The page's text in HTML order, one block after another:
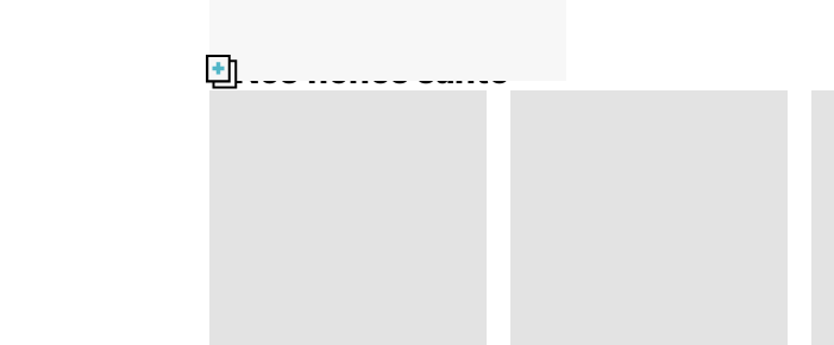
Nos fiches santé